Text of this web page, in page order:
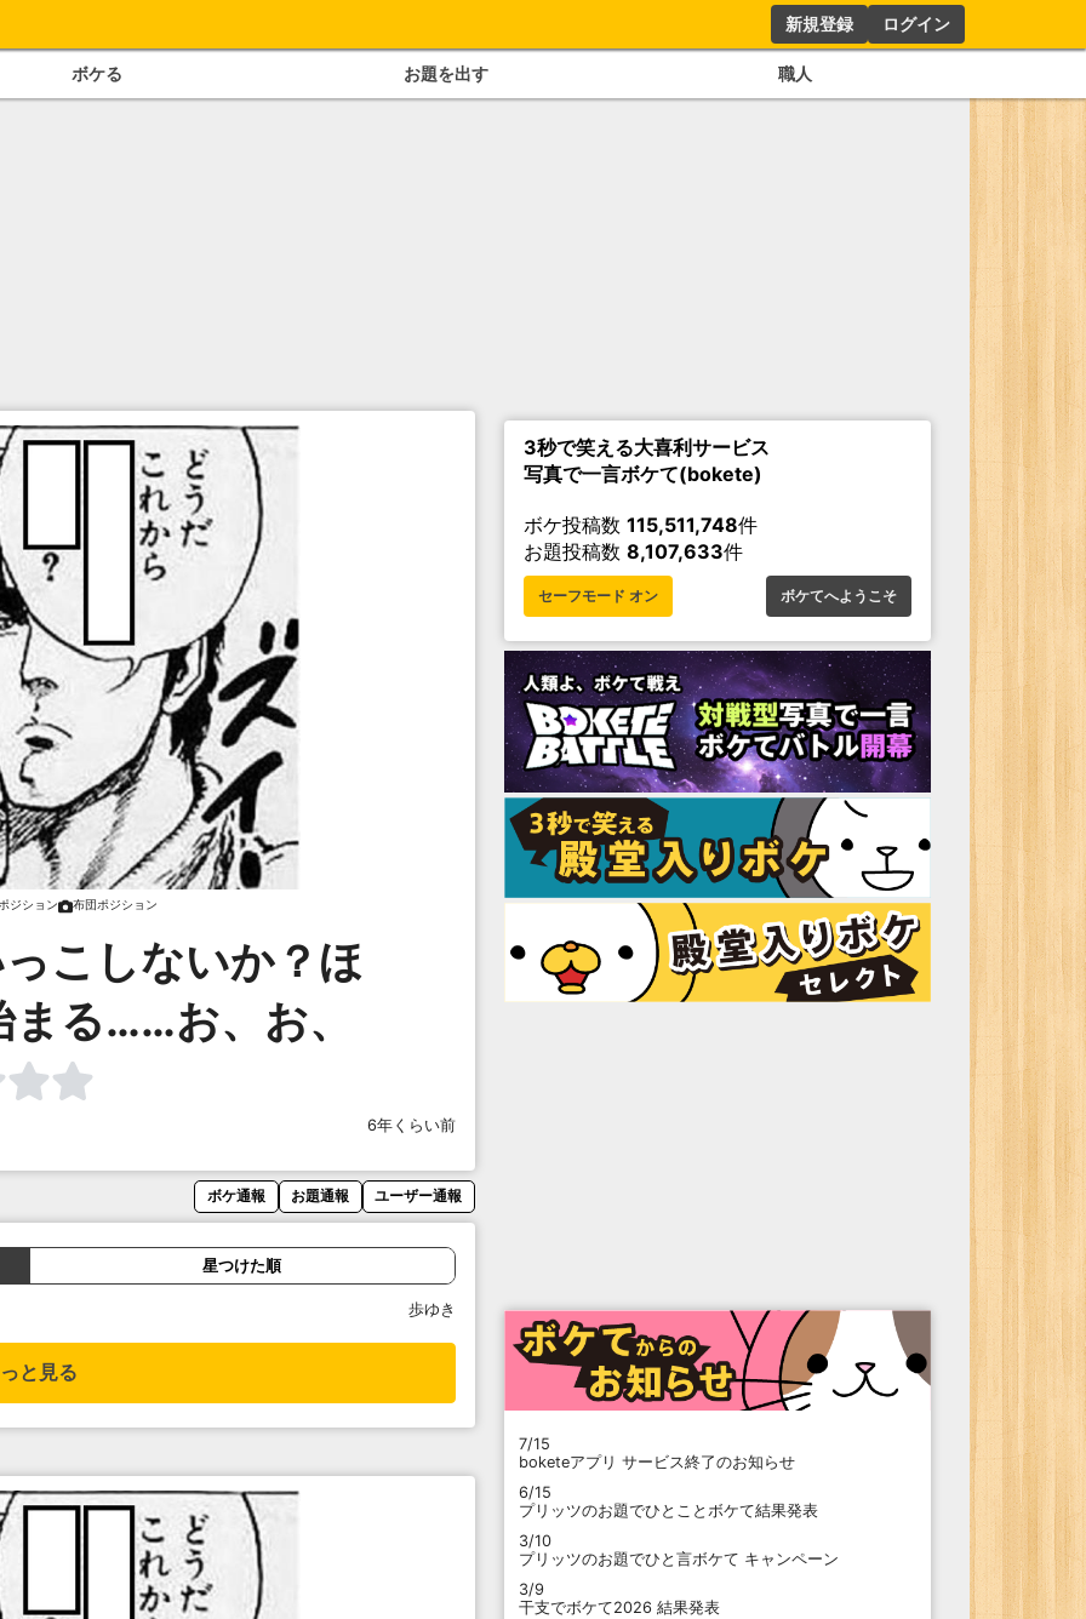
新規登録 ログイン
ボケる お題を出す 職人
ジション 布団ポジション
こしないか？ほ
る……お、お、
6年くらい前
ボケ通報 お題通報 ユーザー通報
星つけた順
歩ゆき
と見る
3秒で笑える大喜利サービス
写真で一言ボケて(bokete)
ボケ投稿数 115,511,748件
お題投稿数 8,107,633件
セーフモード オン ボケてへようこそ
7/15
boketeアプリ サービス終了のお知らせ
6/15
プリッツのお題でひとことボケて結果発表
3/10
プリッツのお題でひと言ボケて キャンペーン
3/9
干支でボケて2026 結果発表